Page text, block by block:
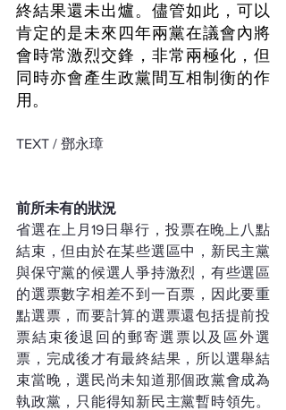
終結果還未出爐。儘管如此，可以
肯定的是未來四年兩黨在議會內將
會時常激烈交鋒，非常兩極化，但
同時亦會產生政黨間互相制衡的作
用。
TEXT / 鄧永璋
前所未有的狀況
省選在上月19日舉行，投票在晚上八點
結束，但由於在某些選區中，新民主黨
與保守黨的候選人爭持激烈，有些選區
的選票數字相差不到一百票，因此要重
點選票，而要計算的選票還包括提前投
票結束後退回的郵寄選票以及區外選
票，完成後才有最終結果，所以選舉結
束當晚，選民尚未知道那個政黨會成為
執政黨，只能得知新民主黨暫時領先。